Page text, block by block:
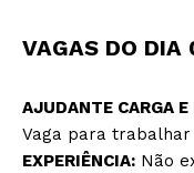
VAGAS DO
AJUDANTE CARGA E
Vaga para trabalhar
EXPERIÊNCIA: Não